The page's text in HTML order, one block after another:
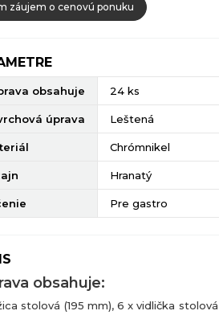
záujem o cenovú ponuku
obsahuje 24 ks
úprava Leštená
Chrómnikel
Hranatý
Pre gastro
obsahuje:
stolová (195 mm), 6 x vidlička